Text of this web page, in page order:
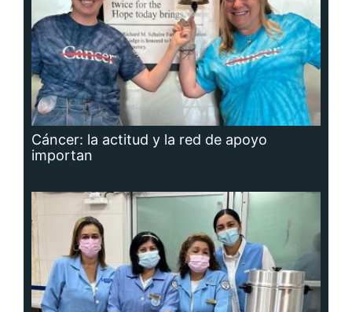
Cáncer: la actitud y la red de apoyo
importan